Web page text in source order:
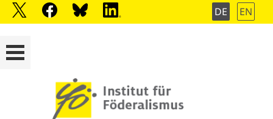
DE EN